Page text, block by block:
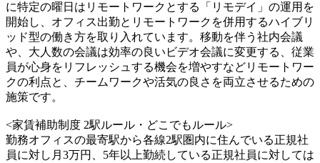
に特定の曜日はリモートワークとする「リモデイ」の運用を
開始し、オフィス出勤とリモートワークを併用するハイブリ
ッド型の働き方を取り入れています。移動を伴う社内会議
や、大人数の会議は効率の良いビデオ会議に変更する、従業
員が心身をリフレッシュする機会を増やすなどリモートワー
クの利点と、チームワークや活気の良さを両立させるための
施策です。
<家賃補助制度 2駅ルール・どこでもルール>
勤務オフィスの最寄駅から各線2駅圏内に住んでいる正規社
員に対し月3万円、5年以上勤続している正規社員に対しては